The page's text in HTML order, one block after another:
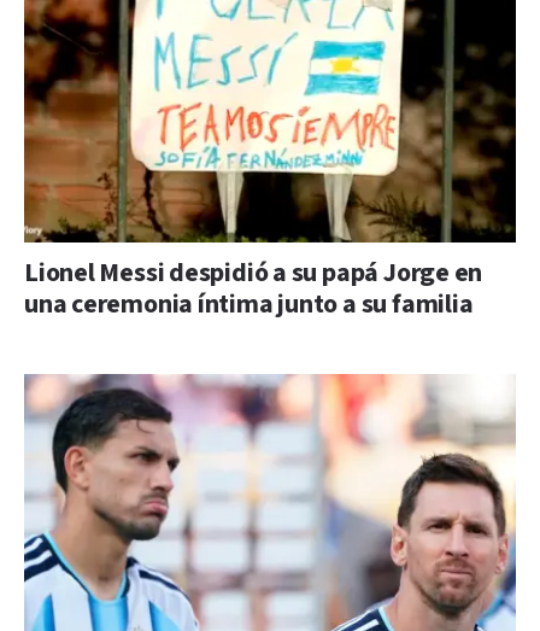
Lionel Messi despidió a su papá Jorge en
una ceremonia íntima junto a su familia